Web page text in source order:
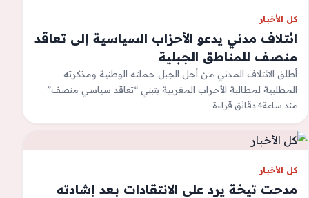
كل الأخبار
ائتلاف مدني يدعو الأحزاب السياسية إلى تعاقد
منصف للمناطق الجبلية
أطلق الائتلاف المدني من أجل الجبل حملته الوطنية ومذكرته
المطلبية لمطالبة الأحزاب المغربية بتبني “تعاقد سياسي منصف”
للمناطق الجبلية، متوجها بها إلى…
منذ ساعة4 دقائق قراءة
كل الأخبار
مدحت تيخة يرد على الانتقادات بعد إشادته